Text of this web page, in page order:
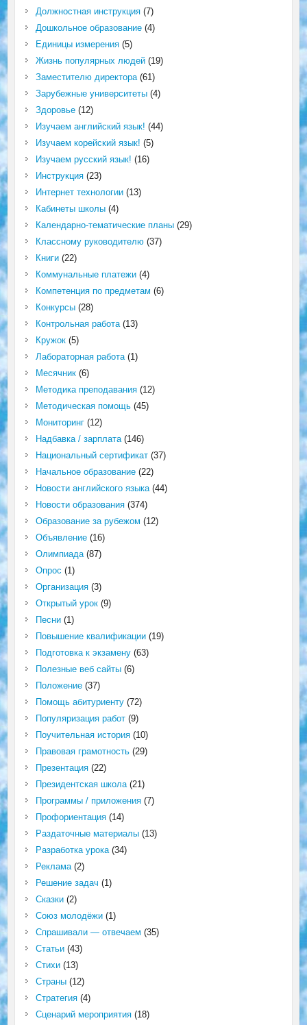
Должностная инструкция(7)
Дошкольное образование(4)
Единицы измерения(5)
Жизнь популярных людей(19)
Заместителю директора(61)
Зарубежные университеты(4)
Здоровье(12)
Изучаем английский язык! (44)
Изучаем корейский язык! (5)
Изучаем русский язык! (16)
Инструкция(23)
Интернет технологии(13)
Кабинеты школы(4)
Календарно-тематические планы(29)
Классному руководителю(37)
Книги(22)
Коммунальные платежи(4)
Компетенция по предметам (6)
Конкурсы(28)
Контрольная работа(13)
Кружок(5)
Лабораторная работа(1)
Месячник(6)
Методика преподавания(12)
Методическая помощь(45)
Мониторинг(12)
Надбавка / зарплата(146)
Национальный сертификат(37)
Начальное образование(22)
Новости английского языка(44)
Новости образования(374)
Образование за рубежом (12)
Объявление(16)
Олимпиада(87)
Опрос (1)
Организация(3)
Открытый урок(9)
Песни(1)
Повышение квалификации(19)
Подготовка к экзамену(63)
Полезные веб сайты(6)
Положение(37)
Помощь абитуриенту(72)
Популяризация работ(9)
Поучительная история(10)
Правовая грамотность(29)
Презентация(22)
Президентская школа(21)
Программы / приложения(7)
Профориентация(14)
Раздаточные материалы(13)
Разработка урока(34)
Реклама(2)
Решение задач (1)
Сказки(2)
Союз молодёжи(1)
Спрашивали — отвечаем (35)
Статьи(43)
Стихи(13)
Страны(12)
Стратегия(4)
Сценарий мероприятия(18)